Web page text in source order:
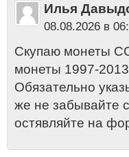
Илья
08.08.2026 в
Скупаю монеты
монеты 1997-
Обязательно
же не забывайте
остявляйте на